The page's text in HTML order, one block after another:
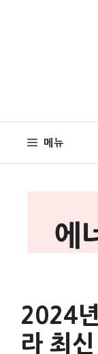
메뉴
에
2024
라 최